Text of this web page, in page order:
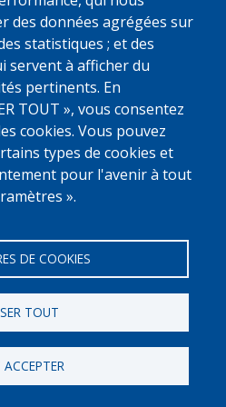
Vie privée, copyright et disclaimer
des données agrégées sur
statistiques ; et des
servent à afficher du
pertinents. En
TOUT », vous consentez
cookies. Vous pouvez
types de cookies et
pour l'avenir à tout
».
DE COOKIES
TOUT
Fedasil © 2026